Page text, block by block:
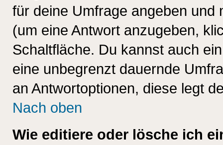
für deine Umfrage angeben und
(um eine Antwort anzugeben,
Schaltfläche. Du kannst auch
eine unbegrenzt dauernde
an Antwortoptionen, diese legt
Nach oben
Wie editiere oder lösche ich